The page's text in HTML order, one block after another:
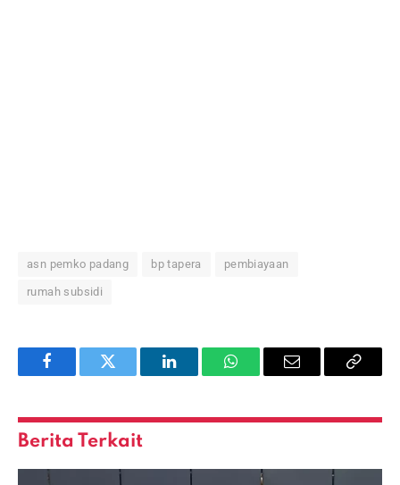
asn pemko padang bp tapera pembiayaan
rumah subsidi
FacebookTwitter LinkedInWhatsAppEmail
Copy
Berita Terkait